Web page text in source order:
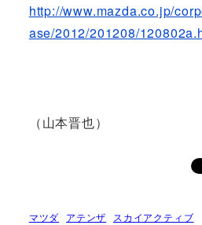
http://www.mazda.co.jp/
ase/2012/201208/
（山本晋也）
マツダ アテンザ スカイアクティブ